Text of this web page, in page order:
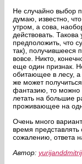
Не случайно выбор
думаю, известно,
утром, а сова,
действовать.
предположить, что
так), получившееся
вовсе. Никто,
еще один признак.
обитающее в лесу, а
же может
фантазию, то можно
летать на большие
проживающее на
Очень много
время
сожалению, ответа
Автор: yurijanddmitrij